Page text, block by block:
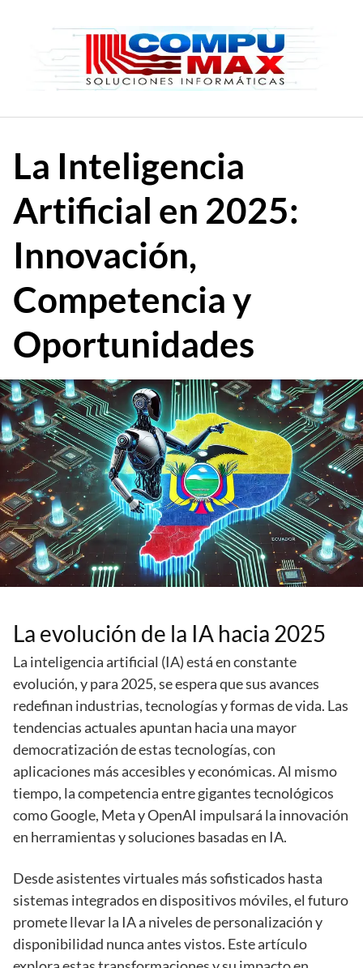
La Inteligencia
Artificial en 2025:
Innovación,
Competencia y
Oportunidades
La evolución de la IA hacia 2025
La inteligencia artificial (IA) está en constante
evolución, y para 2025, se espera que sus avances
redefinan industrias, tecnologías y formas de vida. Las
tendencias actuales apuntan hacia una mayor
democratización de estas tecnologías, con
aplicaciones más accesibles y económicas. Al mismo
tiempo, la competencia entre gigantes tecnológicos
como Google, Meta y OpenAI impulsará la innovación
en herramientas y soluciones basadas en IA.
Desde asistentes virtuales más sofisticados hasta
sistemas integrados en dispositivos móviles, el futuro
promete llevar la IA a niveles de personalización y
disponibilidad nunca antes vistos. Este artículo